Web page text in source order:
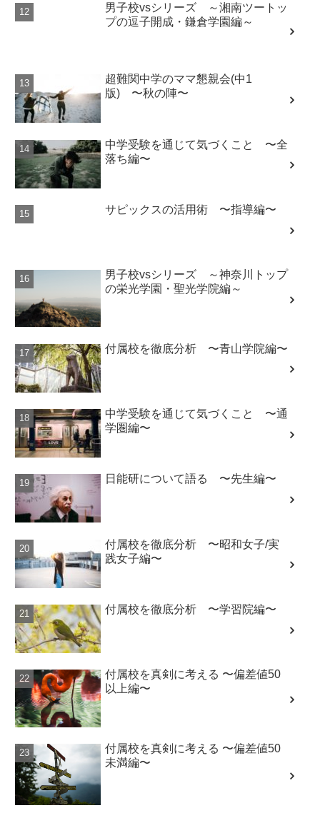
男子校vsシリーズ ～湘南ツートッ
プの逗子開成・鎌倉学園編～
超難関中学のママ懇親会(中1
版) 〜秋の陣〜
中学受験を通じて気づくこと 〜全
落ち編〜
サピックスの活用術 〜指導編〜
男子校vsシリーズ ～神奈川トップ
の栄光学園・聖光学院編～
付属校を徹底分析 〜青山学院編〜
中学受験を通じて気づくこと 〜通
学圏編〜
日能研について語る 〜先生編〜
付属校を徹底分析 〜昭和女子/実
践女子編〜
付属校を徹底分析 〜学習院編〜
付属校を真剣に考える 〜偏差値50
以上編〜
付属校を真剣に考える 〜偏差値50
未満編〜